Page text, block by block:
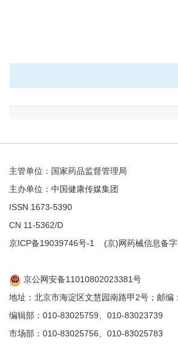
主管单位：国家药品监督管理局
主办单位：中国健康传媒集团
ISSN 1673-5390
CN 11-5362/D
京ICP备19039746号-1 (京)网药械信息备
京公网安备11010802023381号
地址：北京市海淀区文慧园南路甲2号；邮编
编辑部：010-83025759、010-83023739
市场部：010-83025756、010-83025783